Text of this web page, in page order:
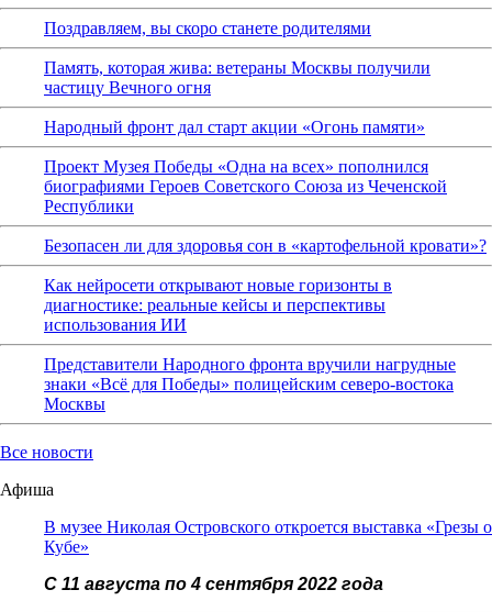
Поздравляем, вы скоро станете родителями
Память, которая жива: ветераны Москвы получили
частицу Вечного огня
Народный фронт дал старт акции «Огонь памяти»
Проект Музея Победы «Одна на всех» пополнился
биографиями Героев Советского Союза из Чеченской
Республики
Безопасен ли для здоровья сон в «картофельной кровати»?
Как нейросети открывают новые горизонты в
диагностике: реальные кейсы и перспективы
использования ИИ
Представители Народного фронта вручили нагрудные
знаки «Всё для Победы» полицейским северо-востока
Москвы
Все новости
Афиша
В музее Николая Островского откроется выставка «Грезы о
Кубе»
С 11 августа по 4 сентября 2022 года